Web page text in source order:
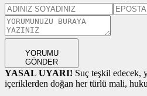
YORUMU
GÖNDER
YASAL UYARI! Suç teşkil edecek,
içeriklerden doğan her türlü mali,